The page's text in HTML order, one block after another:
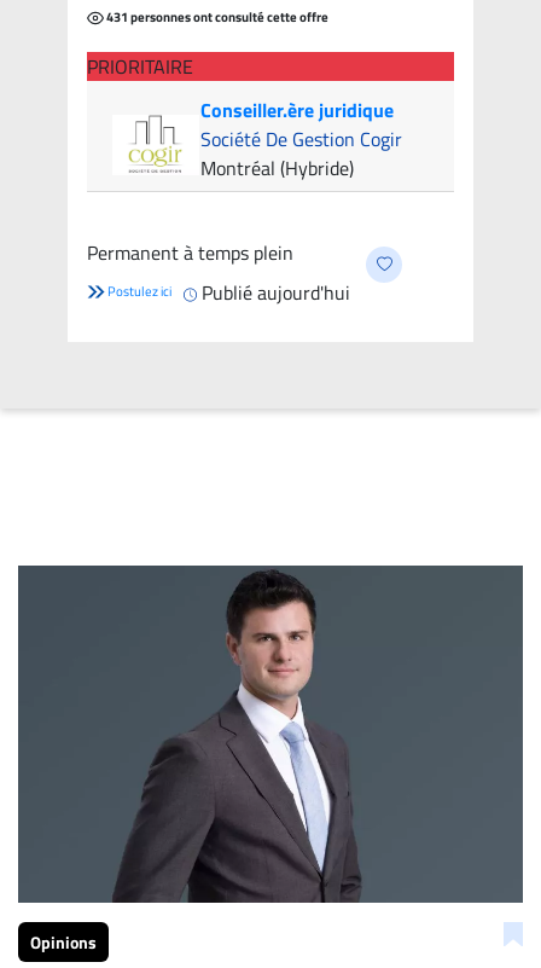
431 personnes ont consulté cette offre
PRIORITAIRE
Conseiller.ère juridique
Société De Gestion Cogir
Montréal (Hybride)
Permanent à temps plein
Postulez ici Publié aujourd'hui
Opinions